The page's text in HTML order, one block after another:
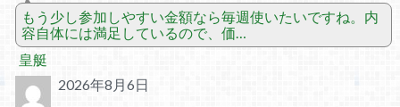
もう少し参加しやすい金額なら毎週使いたいですね。内
容自体には満足しているので、価…
皇艇
2026年8月6日